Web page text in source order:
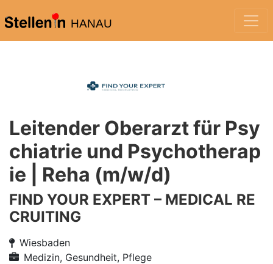
HANAU
Leitender Oberarzt für Psy
chiatrie und Psychotherap
ie | Reha (m/w/d)
FIND YOUR EXPERT – MEDICAL RE
CRUITING
Wiesbaden
Medizin, Gesundheit, Pflege